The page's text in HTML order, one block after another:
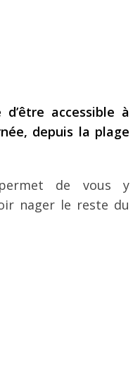
accessible à
depuis la plage
de vous y
nager le reste du